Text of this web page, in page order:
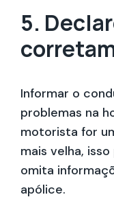
5.
Informar o
problemas na
motorista for
mais velha,
omita
apólice.